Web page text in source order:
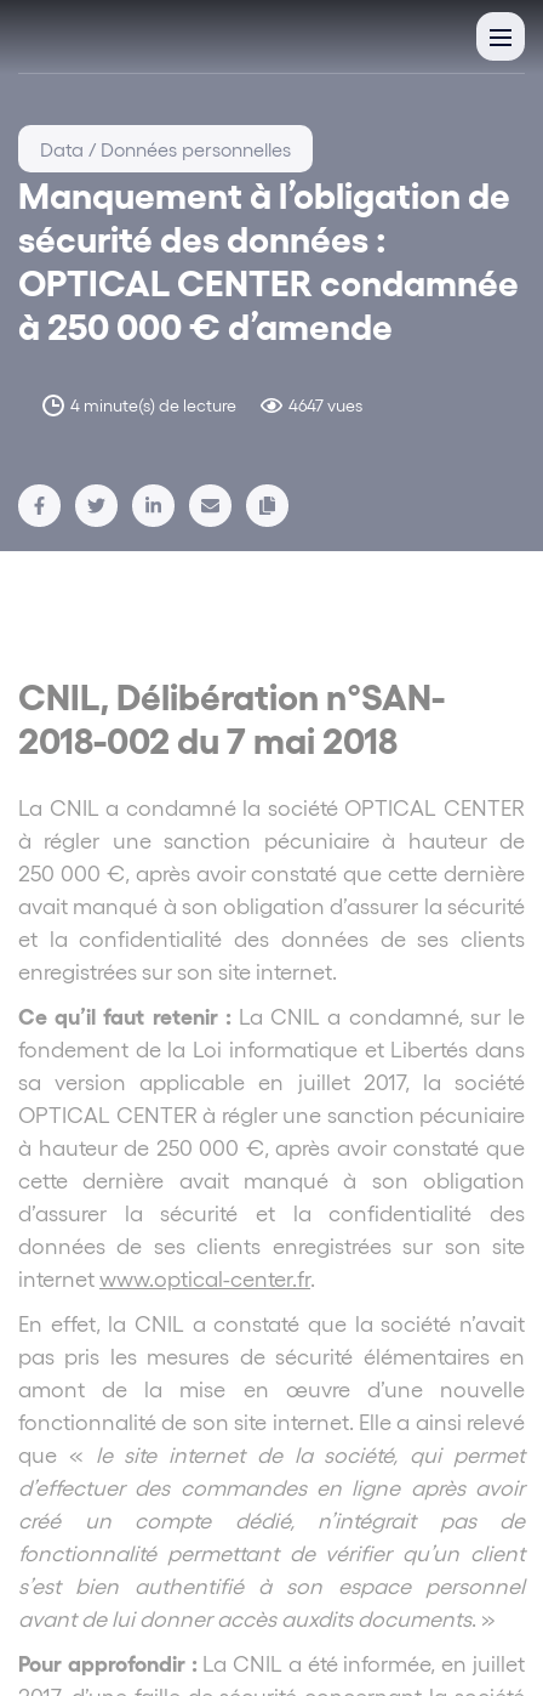
Manquement à l’obligation de
sécurité des données :
OPTICAL CENTER condamnée
à 250 000 € d’amende
4 minute(s) de lecture 4647 vues
Data / Données personnelles
CNIL, Délibération n°SAN-
2018-002 du 7 mai 2018
La CNIL a condamné la société OPTICAL CENTER
à régler une sanction pécuniaire à hauteur de
250 000 €, après avoir constaté que cette dernière
avait manqué à son obligation d’assurer la sécurité
et la confidentialité des données de ses clients
enregistrées sur son site internet
Ce qu’il faut retenir : La CNIL a condamné, sur le
fondement de la Loi informatique et Libertés dans
sa version applicable en juillet 2017, la société
OPTICAL CENTER à régler une sanction pécuniaire
à hauteur de 250 000 €, après avoir constaté que
cette dernière avait manqué à son obligation
d’assurer la sécurité et la confidentialité des
données de ses clients enregistrées sur son site
internetwww.optical-center.fr.
En effet, la CNIL a constaté que la société n’avait
pas pris les mesures de sécurité élémentaires en
amont de la mise en œuvre d’une nouvelle
fonctionnalité de son site internet. Elle a ainsi relevé
que «
le site internet de la société, qui permet
d’effectuer des commandes en ligne après avoir
créé un compte dédié, n’intégrait pas de
fonctionnalité permettant de vérifier qu’un client
s’est bien authentifié à son espace personnel
avant de lui donner accès auxdits documents. »
Pour approfondir : La CNIL a été informée, en juillet